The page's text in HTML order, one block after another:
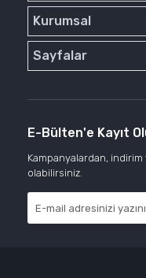
Kurumsal
Sayfalar
E-Bülten'e Kayıt
Kampanyalardan,
olabilirsiniz.